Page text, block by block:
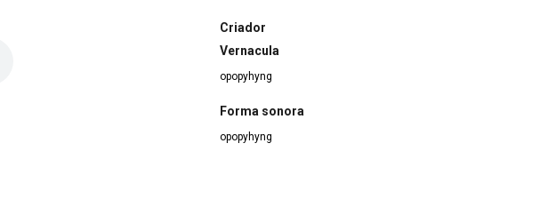
Criador
Vernacula
opopyhyng
Forma sonora
opopyhyng